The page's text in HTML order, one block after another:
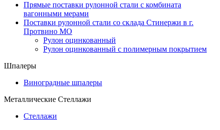
Прямые поставки рулонной стали с комбината
вагонными мерами
Поставки рулонной стали со склада Стинержи в г.
Протвино МО
Рулон оцинкованный
Рулон оцинкованный с полимерным покрытием
Шпалеры
Виноградные шпалеры
Металлические Стеллажи
Стеллажи